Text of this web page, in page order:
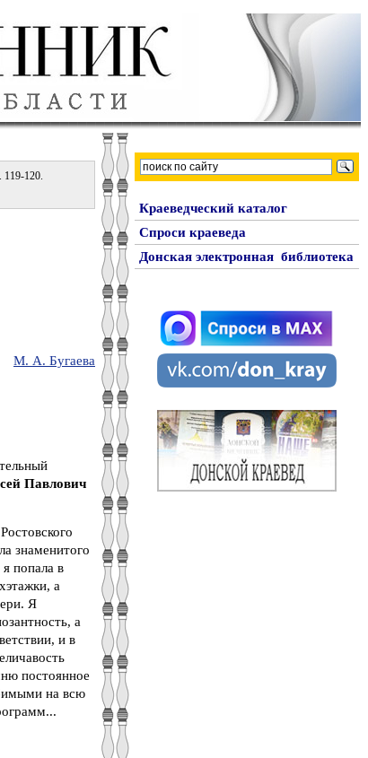
119-120.
М. А. Бугаева
Павлович
знаменитого
попала в
а
Я
а
и в
постоянное
на всю
Краеведческий каталог
Спроси краеведа
Донская электронная библиотека